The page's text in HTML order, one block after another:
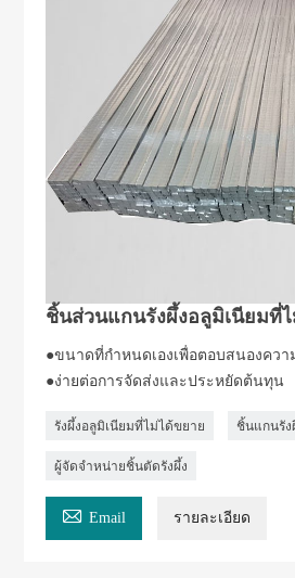
ชิ้นส่วนแกนรังผึ้งอลูมิเนียมที่
●ขนาดที่กำหนดเองเพื่อตอบสนองควา
●ง่ายต่อการจัดส่งและประหยัดต้นทุน
รังผึ้งอลูมิเนียมที่ไม่ได้ขยาย ชิ้นแกนรัง
ผู้จัดจำหน่ายชิ้นตัดรังผึ้ง
 Email รายละเอียด